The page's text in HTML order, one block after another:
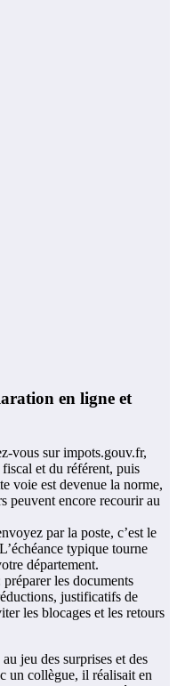
en ligne et
vous sur impots.gouv.fr,
et du référent, puis
voie est devenue la norme,
peuvent encore recourir au
par la poste, c’est le
typique tourne
département.
préparer les documents
justificatifs de
les blocages et les retours
jeu des surprises et des
un collègue, il réalisait en